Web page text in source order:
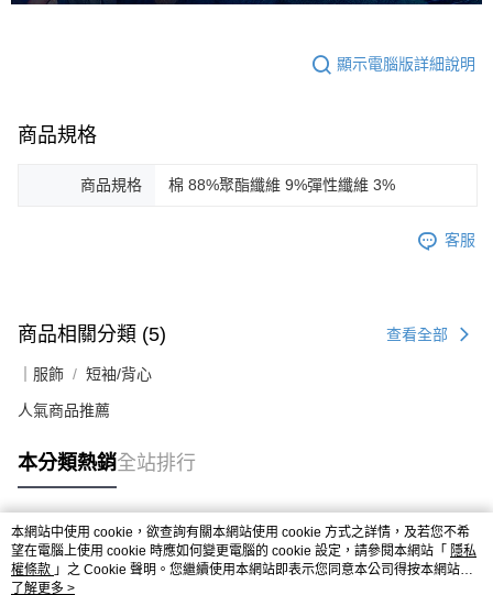
顯示電腦版詳細說明
商品規格
商品規格 棉 88%聚酯纖維 9%彈性纖維 3%
客服
商品相關分類 (5) 查看全部
｜服飾 短袖/背心
人氣商品推薦
本分類熱銷全站排行
熱門標籤
本網站中使用 cookie，欲查詢有關本網站使用 cookie 方式之詳情，及若您不希
望在電腦上使用 cookie 時應如何變更電腦的 cookie 設定，請參閱本網站「 隱私
權條款 」之 Cookie 聲明。您繼續使用本網站即表示您同意本公司得按本網站使
用條款之 Cookie 聲明使用 cookie。
了解更多 >